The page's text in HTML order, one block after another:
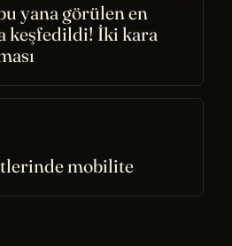
yana görülen en
keşfedildi! İki kara
mobilite